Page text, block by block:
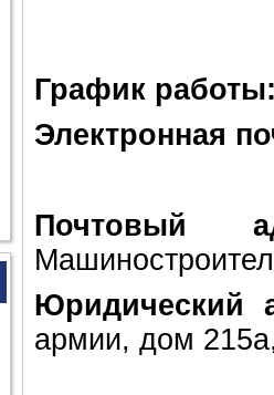
График
Электронная
Почтовый
Юридический
армии, дом